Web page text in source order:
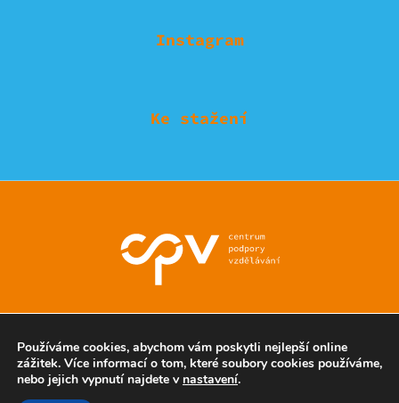
Instagram
Ke stažení
Používáme cookies, abychom vám poskytli nejlepší online
zážitek. Více informací o tom, které soubory cookies používáme,
nebo jejich vypnutí najdete v nastavení.